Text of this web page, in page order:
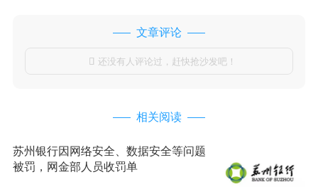
文章评论
 还没有人评论过，赶快抢沙发吧！
相关阅读
苏州银行因网络安全、数据安全等问题
被罚，网金部人员收罚单